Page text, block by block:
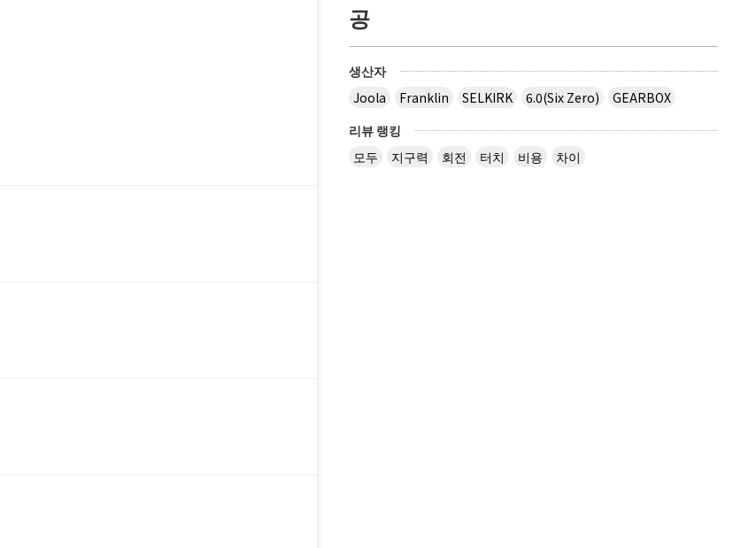
공
생산자
Joola
Franklin SELKIRK 6.0(Six Zero)
GEARBOX
리뷰 랭킹
모두
지구력 회전 터치 비용 차이